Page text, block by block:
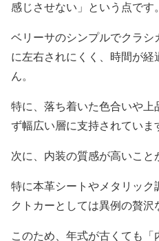
感じさせない」という点です。
ベリーサのシンプルでクラ
に左右されにくく、時間が
ん。
特に、落ち着いた色合いや
ず幅広い層に支持されていま
次に、内装の質感が高いこと
特に本革シートやメタリッ
クトカーとしては異例の贅沢
このため、年式が古くても